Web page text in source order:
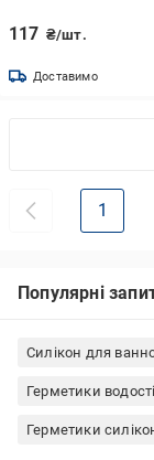
117 ₴/шт.
Доставимо
1
Популярні
Силікон для
Герметики
Герметики